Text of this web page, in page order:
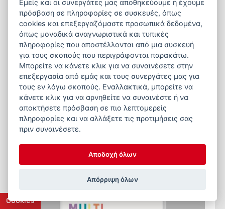
Cookies
Suplexan Calcivet δυνατά οστά και ισχυρό
κέλυφος αυγού
Περισσότερα
Εμείς και οι συνεργάτες μας αποθηκεύουμε ή έχουμε
πρόσβαση σε πληροφορίες σε συσκευές, όπως
cookies και επεξεργαζόμαστε προσωπικά δεδομένα,
όπως μοναδικά αναγνωριστικά και τυπικές
πληροφορίες που αποστέλλονται από μια συσκευή
για τους σκοπούς που περιγράφονται παρακάτω.
Μπορείτε να κάνετε κλικ για να συναινέσετε στην
επεξεργασία από εμάς και τους συνεργάτες μας για
τους εν λόγω σκοπούς. Εναλλακτικά, μπορείτε να
κάνετε κλικ για να αρνηθείτε να συναινέστε ή να
αποκτήσετε πρόσβαση σε πιο λεπτομερείς
πληροφορίες και να αλλάξετε τις προτιμήσεις σας
πριν συναινέσετε.
Αποδοχή όλων
Απόρριψη όλων